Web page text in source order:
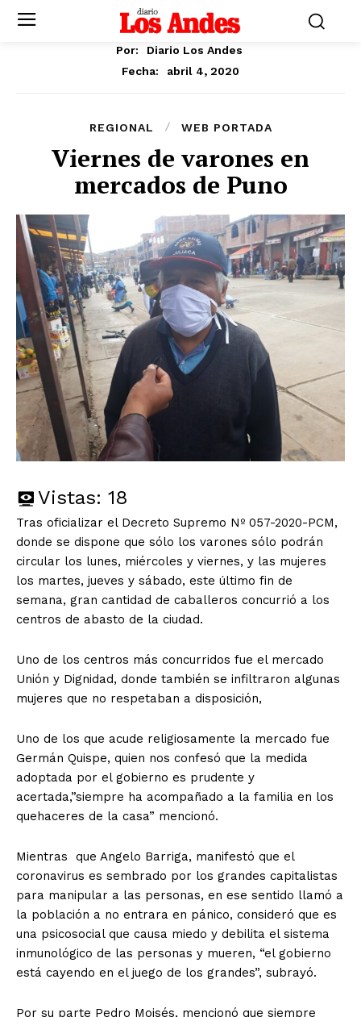
Por:
Diario Los Andes
Fecha:
abril 4, 2020
REGIONAL WEB PORTADA
Viernes de varones en
mercados de Puno
Vistas: 18
Tras oficializar el Decreto Supremo Nº 057-2020-PCM,
donde se dispone que sólo los varones sólo podrán
circular los lunes, miércoles y viernes, y las mujeres
los martes, jueves y sábado, este último fin de
semana, gran cantidad de caballeros concurrió a los
centros de abasto de la ciudad.
Uno de los centros más concurridos fue el mercado
Unión y Dignidad, donde también se infiltraron algunas
mujeres que no respetaban a disposición,
Uno de los que acude religiosamente la mercado fue
Germán Quispe, quien nos confesó que la medida
adoptada por el gobierno es prudente y
acertada,”siempre ha acompañado a la familia en los
quehaceres de la casa” mencionó.
Mientras que Angelo Barriga, manifestó que el
coronavirus es sembrado por los grandes capitalistas
para manipular a las personas, en ese sentido llamó a
la población a no entrara en pánico, consideró que es
una psicosocial que causa miedo y debilita el sistema
inmunológico de las personas y mueren, “el gobierno
está cayendo en el juego de los grandes”, subrayó.
Por su parte Pedro Moisés, mencionó que siempre